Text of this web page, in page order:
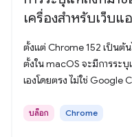
เครื่องสำหรับเว็บ
ตั้งแต่ Chrome 152 เป็นต้
ตั้งใน macOS จะมีการระ
เองโดยตรง ไม่ใช่ Google
บล็อก Chrome